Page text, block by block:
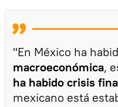
"En México ha
macroeconómica,
ha habido crisis
mexicano está